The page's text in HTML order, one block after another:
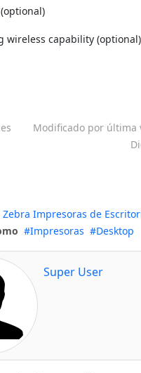
wireless capability (optional)
Modificado por última
Zebra Impresoras de
Impresoras Desktop
Super User